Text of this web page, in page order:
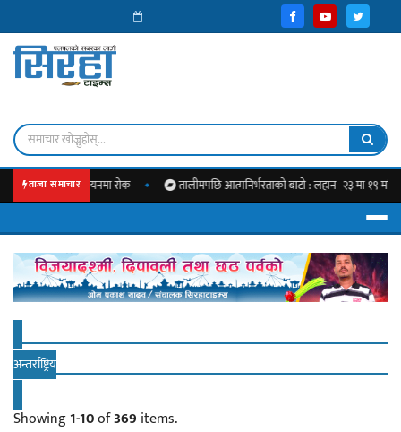
ताजा समाचार
कार्यान्वयनमा रोक तालीमपछि आत्मनिर्भरताको बाटो : लहान–२३ मा १९ महिलालाई
अन्तर्राष्ट्रिय
Showing1-10of369 items.